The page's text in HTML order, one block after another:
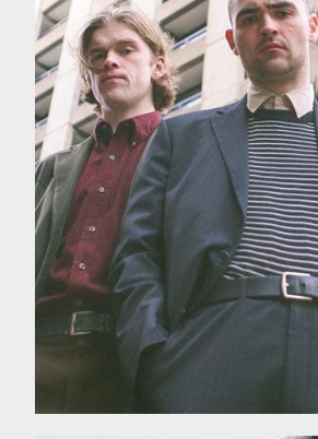
Rencontre avec le
Murder
ÉCOUTER